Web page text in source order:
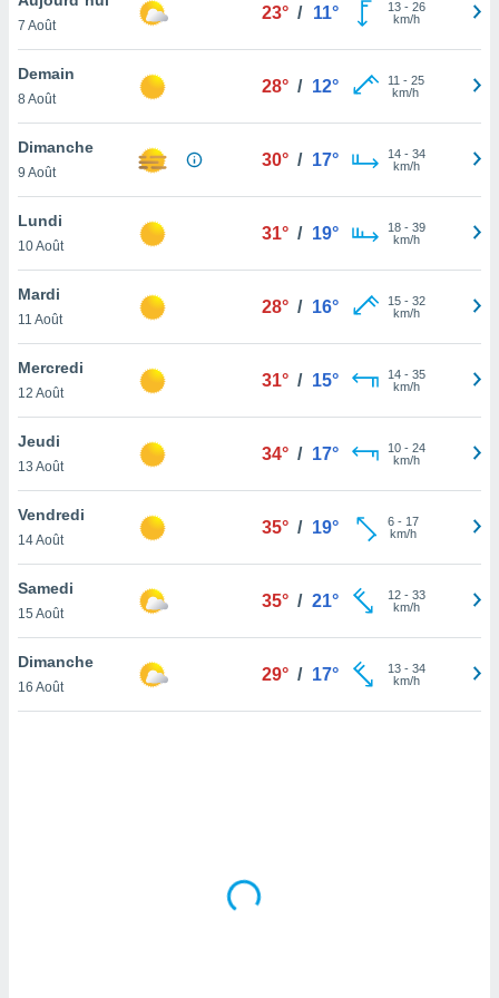
et
»,
au
vous
qu'ils
ou
le
ainsi
un
la
du
en
de
7 Août
23° / 11° 13- 26
km/h
Demain
8 Août
28° / 12° 11 - 25
km/h
Dimanche
9 Août
30° / 17° 14- 34
km/h
Lundi
10 Août
31° / 19° 18- 39
km/h
Mardi
11 Août
28° / 16° 15- 32
km/h
Mercredi
12 Août
31° / 15° 14- 35
km/h
Jeudi
13 Août
34° / 17° 10- 24
km/h
Vendredi
14 Août
35° / 19° 6- 17
km/h
Samedi
15 Août
35° / 21° 12- 33
km/h
Dimanche
16 Août
29° / 17° 13- 34
km/h